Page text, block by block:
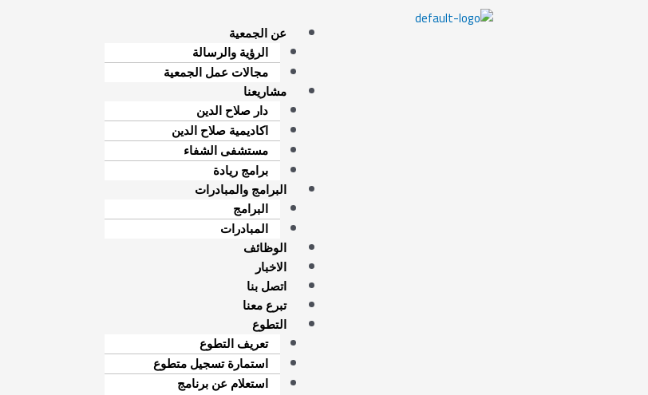
عن الجمعية
الرؤية والرسالة
مجالات عمل الجمعية
مشاريعنا
دار صلاح الدين
اكاديمية صلاح الدين
مستشفى الشفاء
برامج ريادة
البرامج والمبادرات
البرامج
المبادرات
الوظائف
الاخبار
اتصل بنا
تبرع معنا
التطوع
تعريف التطوع
استمارة تسجيل متطوع
استعلام عن برنامج